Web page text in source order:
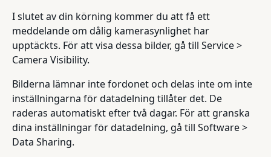
I slutet av din körning kommer du att få ett
meddelande om dålig kamerasynlighet har
upptäckts. För att visa dessa bilder, gå till Service >
Camera Visibility.
Bilderna lämnar inte fordonet och delas inte om inte
inställningarna för datadelning tillåter det. De
raderas automatiskt efter två dagar. För att granska
dina inställningar för datadelning, gå till Software >
Data Sharing.